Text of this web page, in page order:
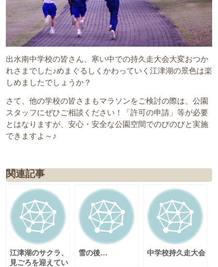
出水南中学校の皆さん、寒い中での持久走大会大変おつか
れさまでした♪めまぐるしくかわっていく江津湖の景色は楽
しめましたでしょうか？
さて、他の学校の皆さまもマラソンをご検討の際は、公園
スタッフにぜひご相談ください！「許可の申請」等が必要
とはなりますが、安心・安全な公園空間でのびのびと実施
できますよ～♪
関連記事
江津湖のサクラ、
見ごろを迎えてい
雪の後… 中学校持久走大会